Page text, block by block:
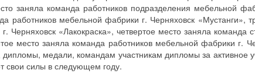
заняла команда работников подразделения мебельной
работников мебельной фабрики г. Черняховск «Мустанги»,
Черняховск «Лакокраска», четвертое место заняла команда
место заняла команда работников мебельной фабрики г.
медали, командам участникам дипломы за активное
свои силы в следующем году.